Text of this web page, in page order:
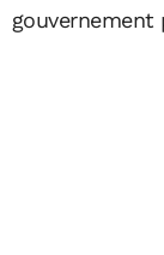
gouvernement